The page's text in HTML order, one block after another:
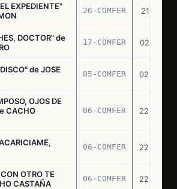
EXPEDIENTE"
26-COMFER 21.10.75
DOCTOR" de
17-COMFER 02.01.76
de JOSE
05-COMFER 02.02.76
OJOS DE
CACHO
06-COMFER 22.04.76
06-COMFER 22.04.76
OTRO TE
CASTAÑA
06-COMFER 22.04.76